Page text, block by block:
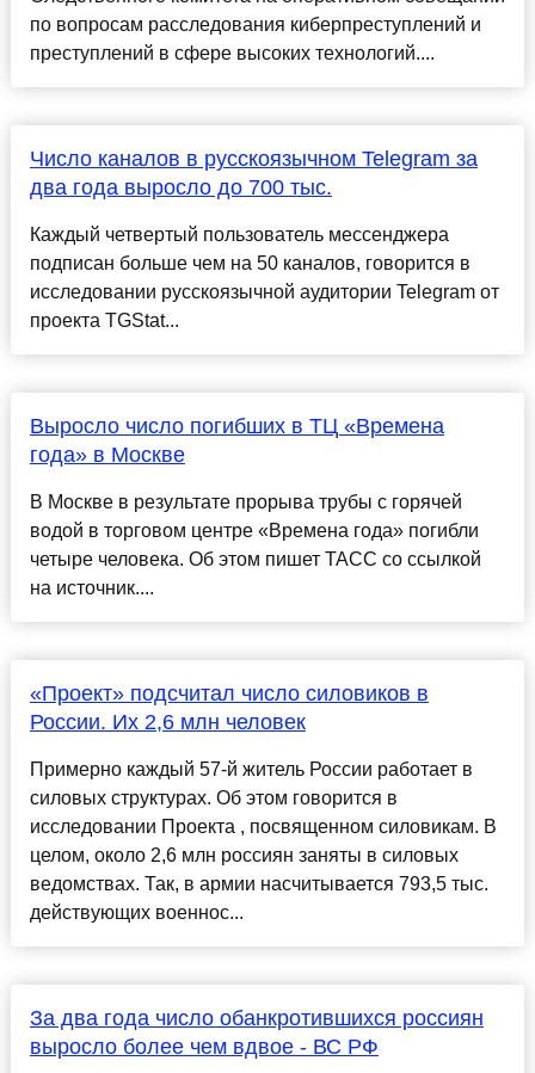
по вопросам расследования киберпреступлений и
преступлений в сфере высоких технологий....
Число каналов в русскоязычном Telegram за
два года выросло до 700 тыс.
Каждый четвертый пользователь мессенджера
подписан больше чем на 50 каналов, говорится в
исследовании русскоязычной аудитории Telegram от
проекта TGStat...
Выросло число погибших в ТЦ «Времена
года» в Москве
В Москве в результате прорыва трубы с горячей
водой в торговом центре «Времена года» погибли
четыре человека. Об этом пишет ТАСС со ссылкой
на источник....
«Проект» подсчитал число силовиков в
России. Их 2,6 млн человек
Примерно каждый 57-й житель России работает в
силовых структурах. Об этом говорится в
исследовании Проекта , посвященном силовикам. В
целом, около 2,6 млн россиян заняты в силовых
ведомствах. Так, в армии насчитывается 793,5 тыс.
действующих военнос...
За два года число обанкротившихся россиян
выросло более чем вдвое - ВС РФ